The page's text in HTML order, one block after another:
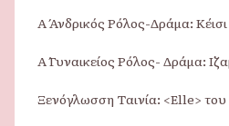
Α΄ Ανδρικός Ρόλος-Δράμα:
Α΄ Γυναικείος Ρόλος- Δράμα:
Ξενόγλωσση Ταινία: <Elle>